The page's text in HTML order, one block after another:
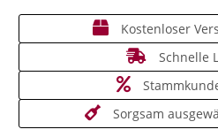
Kostenloser
Schnelle
Sorgsam